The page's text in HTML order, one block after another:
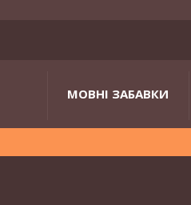
МОВНІ ЗАБАВКИ